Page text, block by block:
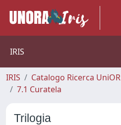
IRIS
IRIS Catalogo Ricerca UniOR
7.1 Curatela
Trilogia